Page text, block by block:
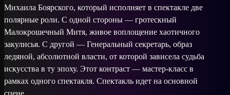
Михаила Боярского, который исполняет в спектакле две
полярные роли. С одной стороны — гротескный
Малокрошечный Митя, живое воплощение хаотичного
закулисья. С другой — Генеральный секретарь, образ
ледяной, абсолютной власти, от которой зависела судьба
искусства в ту эпоху. Этот контраст — мастер-класс в
рамках одного спектакля. Спектакль идет на основной
сцене. ...